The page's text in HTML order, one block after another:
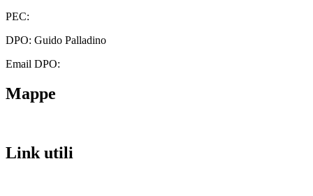
PEC:
DPO: Guido Palladino
Email DPO:
Mappe
Link utili